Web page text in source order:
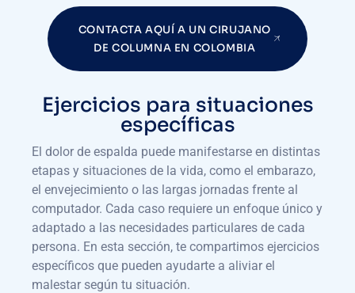
CONTACTA AQUÍ A UN CIRUJANO
DE COLUMNA EN COLOMBIA
Ejercicios para situaciones
específicas
El dolor de espalda puede manifestarse en distintas
etapas y situaciones de la vida, como el embarazo,
el envejecimiento o las largas jornadas frente al
computador. Cada caso requiere un enfoque único y
adaptado a las necesidades particulares de cada
persona. En esta sección, te compartimos ejercicios
específicos que pueden ayudarte a aliviar el
malestar según tu situación.